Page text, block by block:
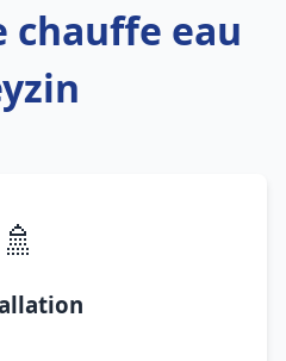
chauffe eau
🚿